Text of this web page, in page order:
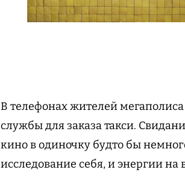
В телефонах жителей
службы для заказа такси.
кино в одиночку будто бы
исследование себя, и энергии на